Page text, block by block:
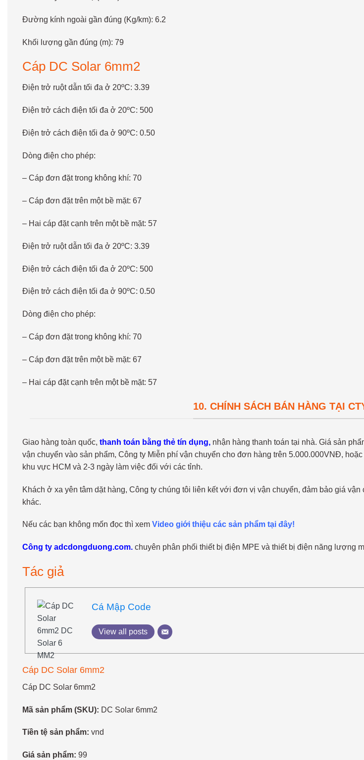
Đường kính ngoài gần đúng (Kg/km): 6.2
Khối lượng gần đúng (m): 79
Cáp DC Solar 6mm2
Điện trở ruột dẫn tối đa ở 20ºC: 3.39
Điện trở cách điện tối đa ở 20ºC: 500
Điện trở cách điện tối đa ở 90ºC: 0.50
Dòng điện cho phép:
– Cáp đơn đặt trong không khí: 70
– Cáp đơn đặt trên một bề mặt: 67
– Hai cáp đặt cạnh trên một bề mặt: 57
Điện trở ruột dẫn tối đa ở 20ºC: 3.39
Điện trở cách điện tối đa ở 20ºC: 500
Điện trở cách điện tối đa ở 90ºC: 0.50
Dòng điện cho phép:
– Cáp đơn đặt trong không khí: 70
– Cáp đơn đặt trên một bề mặt: 67
– Hai cáp đặt cạnh trên một bề mặt: 57
10. CHÍNH SÁCH BÁN HÀNG TẠI
Giao hàng toàn quốc, thanh toán bằng thẻ tín dụng, nhận hàng thanh toán tại nhà. Giá sản
vận chuyển vào sản phẩm, Công ty Miễn phí vận chuyển cho đơn hàng trên 5.000.000VNĐ,
khu vực HCM và 2-3 ngày làm việc đối với các tỉnh.
Khách ở xa yên tâm dặt hàng, Công ty chúng tôi liên kết với đơn vị vận chuyển, đảm bảo giá
khác.
Nếu các bạn không mốn đọc thì xem Video giới thiệu các sản phẩm tại đây!
Công ty adcdongduong.com. chuyên phân phối thiết bị điện MPE và thiết bị điện năng lượng
Tác giả
Cá Mập Code
View all posts
Cáp DC Solar 6mm2
Cáp DC Solar 6mm2
Mã sản phẩm (SKU): DC Solar 6mm2
Tiền tệ sản phẩm: vnd
Giá sản phẩm: 99